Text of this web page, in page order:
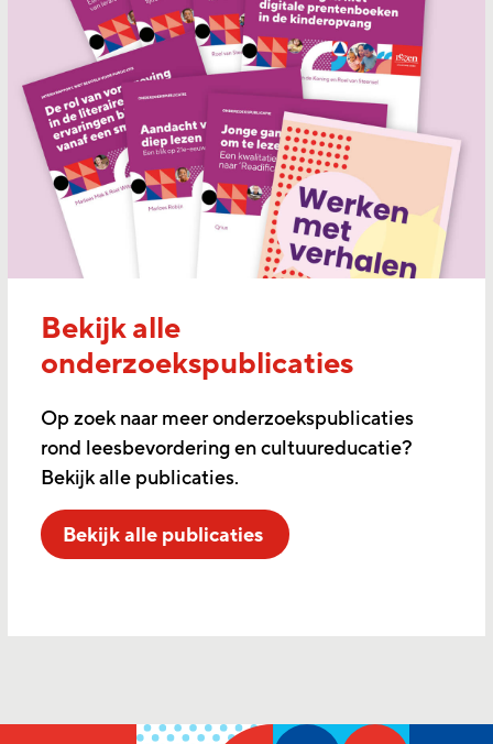
Bekijk alle
onderzoekspublicaties
Op zoek naar meer onderzoekspublicaties
rond leesbevordering en cultuureducatie?
Bekijk alle publicaties.
Bekijk alle publicaties